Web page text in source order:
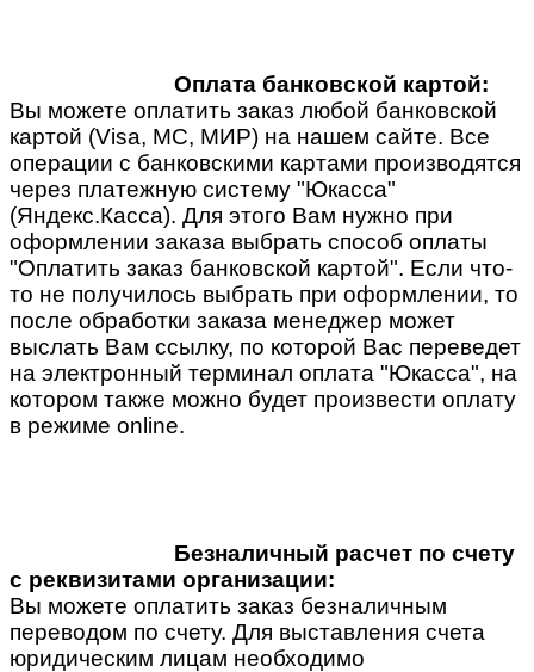
Оплата банковской картой:
Вы можете оплатить заказ любой банковской
картой (Visa, MC, МИР) на нашем сайте. Все
операции с банковскими картами производятся
через платежную систему "Юкасса"
(Яндекс.Касса). Для этого Вам нужно при
оформлении заказа выбрать способ оплаты
"Оплатить заказ банковской картой". Если что-
то не получилось выбрать при оформлении, то
после обработки заказа менеджер может
выслать Вам ссылку, по которой Вас переведет
на электронный терминал оплата "Юкасса", на
котором также можно будет произвести оплату
в режиме online.
Безналичный расчет по счету
с реквизитами организации:
Вы можете оплатить заказ безналичным
переводом по счету. Для выставления счета
юридическим лицам необходимо